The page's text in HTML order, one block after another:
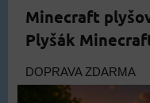
Minecraft
Plyšák
DOPRAVA ZDARMA